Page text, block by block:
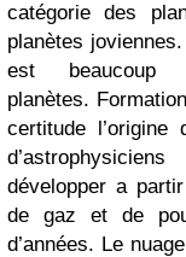
catégorie des
planètes
est
planètes.
certitude
développer a
de gaz et de
d’années. Le